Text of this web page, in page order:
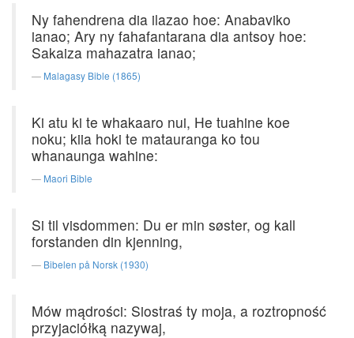
Ny fahendrena dia ilazao hoe: Anabaviko
ianao; Ary ny fahafantarana dia antsoy hoe:
Sakaiza mahazatra ianao;
Malagasy Bible (1865)
Ki atu ki te whakaaro nui, He tuahine koe
noku; kiia hoki te matauranga ko tou
whanaunga wahine:
Maori Bible
Si til visdommen: Du er min søster, og kall
forstanden din kjenning,
Bibelen på Norsk (1930)
Mów mądrości: Siostraś ty moja, a roztropność
przyjaciółką nazywaj,